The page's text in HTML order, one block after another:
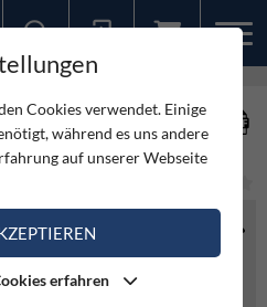
Cookies verwendet. Einige
während es uns andere
auf unserer Webseite
erfahren